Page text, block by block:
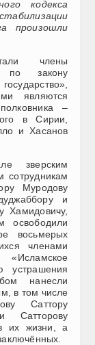
кодекса
произошли
члены
и по закону
являются
–
в Сирии,
и Хасанов
зверским
сотрудникам
Муродову
и
Хамидовичу,
освободили
восьмерых
членами
устрашения
нанесли
в том числе
Саттору
Сатторову
их жизни, а